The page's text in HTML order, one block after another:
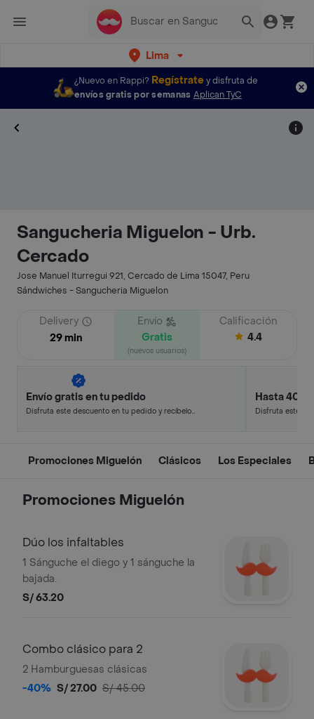
Lima
¿Nuevo en Rappi? Regístratey disfruta de
envíos gratis por semanas Aplican TyC
Sangucheria Miguelon - Urb.
Cercado
Jose Manuel Iturregui 921, Cercado de Lima 15047, Peru
Sándwiches - Sangucheria Miguelon
Delivery
29 min
Envío
Gratis
(nuevos usuarios)
Calificación
4.4
Envío gratis en tu pedido
Disfruta este descuento en tu pedido y recíbelo
Hasta 40%
Disfruta este
Promociones Miguelón Clásicos Los Especiales
Promociones Miguelón
Dúo los infaltables
1 Sánguche el diego y 1 sánguche la
bajada.
S/ 63.20
Combo clásico para 2
2 Hamburguesas clásicas
-40% S/ 27.00 S/ 45.00